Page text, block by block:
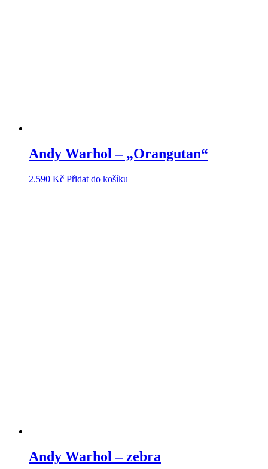
Andy Warhol – „Orangutan“
2.590 Kč Přidat do košíku
Andy Warhol – zebra